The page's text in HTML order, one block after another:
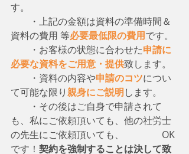
す。
・上記の金額は資料の準備時間＆
資料の費用 等必要最低限の費用です。
・お客様の状態に合わせた申請に
必要な資料をご用意・提供致します。
・資料の内容や申請のコツについ
て可能な限り親身にご説明します。
・その後はご自身で申請されて
も、私にご依頼頂いても、他の社労士
の先生にご依頼頂いても、　　　　OK
です！ 契約を強制することは決して致